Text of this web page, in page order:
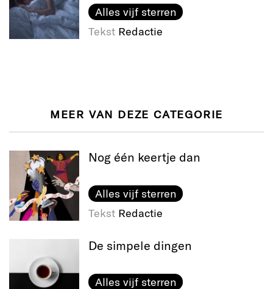
Alles vijf sterren
Tekst Redactie
MEER VAN DEZE CATEGORIE
Nog één keertje dan
Alles vijf sterren
Tekst Redactie
De simpele dingen
Alles vijf sterren